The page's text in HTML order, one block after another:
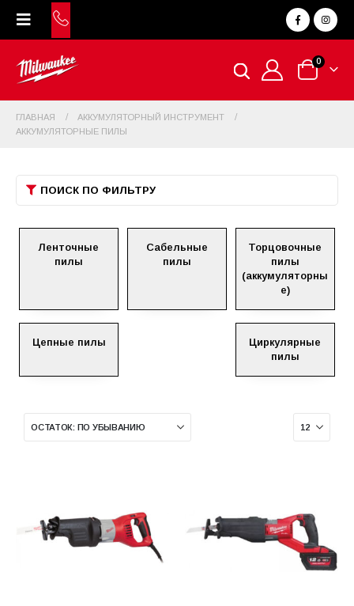
0
ГЛАВНАЯ
АККУМУЛЯТОРНЫЙ ИНСТРУМЕНТ
АККУМУЛЯТОРНЫЕ ПИЛЫ
ПОИСК ПО ФИЛЬТРУ
Ленточные
пилы
Сабельные
пилы
Торцовочные
пилы
(аккумуляторны
е)
Цепные пилы
Циркулярные
пилы